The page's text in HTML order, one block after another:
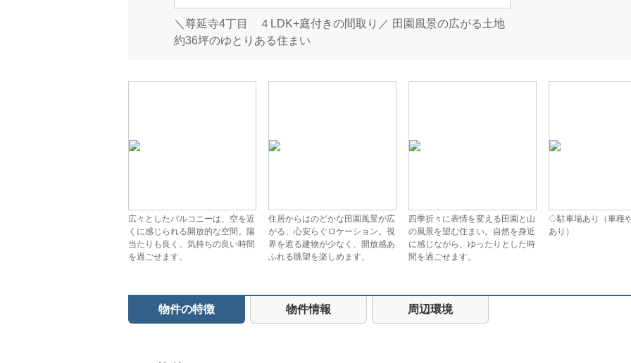
＼尊延寺4丁目 ４LDK+庭付きの間取り／ 田園風景の広がる土地
約36坪のゆとりある住まい
広々としたバルコニーは、空を近
くに感じられる開放的な空間。陽
当たりも良く、気持ちの良い時間
を過ごせます。
住居からはのどかな田園風景が広
がる、心安らぐロケーション。視
界を遮る建物が少なく、開放感あ
ふれる眺望を楽しめます。
四季折々に表情を変える田園と山
の風景を望む住まい。自然を身近
に感じながら、ゆったりとした時
間を過ごせます。
◇駐車場あり（車種
あり）
物件の特徴 物件情報 周辺環境